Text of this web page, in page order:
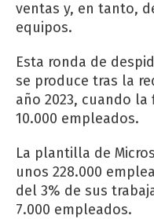
ventas y, en tanto,
equipos.
Esta ronda de
se produce tras la
año 2023, cuando
10.000 empleados.
La plantilla de
unos 228.000
del 3% de sus
7.000 empleados.